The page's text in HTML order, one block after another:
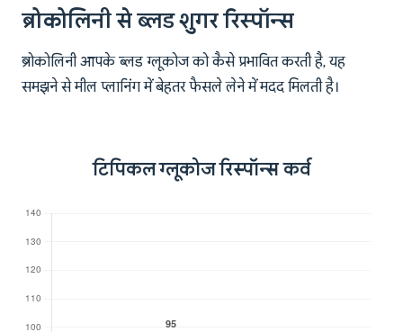
ब्रोकोलिनी से ब्लड शुगर रिस्पॉन्स
ब्रोकोलिनी आपके ब्लड ग्लूकोज को कैसे प्रभावित करती है, यह
समझने से मील प्लानिंग में बेहतर फैसले लेने में मदद मिलती है।
टिपिकल ग्लूकोज रिस्पॉन्स कर्व